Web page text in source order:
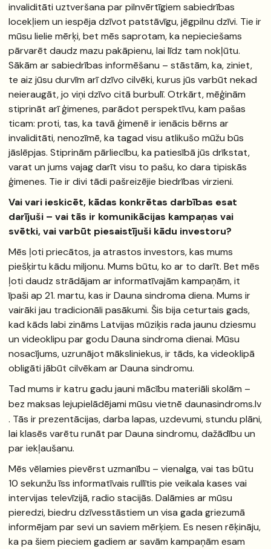
invaliditāti uztveršana par pilnvērtīgiem sabiedrības
locekļiem un iespēja dzīvot patstāvīgu, jēgpilnu dzīvi. Tie ir
mūsu lielie mērķi, bet mēs saprotam, ka nepieciešams
pārvarēt daudz mazu pakāpienu, lai līdz tam nokļūtu.
Sākām ar sabiedrības informēšanu – stāstām, ka, ziniet,
te aiz jūsu durvīm arī dzīvo cilvēki, kurus jūs varbūt nekad
neieraugāt, jo viņi dzīvo citā burbulī. Otrkārt, mēģinām
stiprināt arī ģimenes, parādot perspektīvu, kam pašas
ticam: proti, tas, ka tavā ģimenē ir ienācis bērns ar
invaliditāti, nenozīmē, ka tagad visu atlikušo mūžu būs
jāslēpjas. Stiprinām pārliecību, ka patiesībā jūs drīkstat,
varat un jums vajag darīt visu to pašu, ko dara tipiskās
ģimenes. Tie ir divi tādi pašreizējie biedrības virzieni.
Vai vari ieskicēt, kādas konkrētas darbības esat
darījuši – vai tās ir komunikācijas kampaņas vai
svētki, vai varbūt piesaistījuši kādu investoru?
Mēs ļoti priecātos, ja atrastos investors, kas mums
piešķirtu kādu miljonu. Mums būtu, ko ar to darīt. Bet mēs
ļoti daudz strādājam ar informatīvajām kampaņām, it
īpaši ap 21. martu, kas ir Dauna sindroma diena. Mums ir
vairāki jau tradicionāli pasākumi. Šis bija ceturtais gads,
kad kāds labi zināms Latvijas mūziķis rada jaunu dziesmu
un videoklipu par godu Dauna sindroma dienai. Mūsu
nosacījums, uzrunājot māksliniekus, ir tāds, ka videoklipā
obligāti jābūt cilvēkam ar Dauna sindromu.
Tad mums ir katru gadu jauni mācību materiāli skolām –
bez maksas lejupielādējami mūsu vietnē daunasindroms.lv
. Tās ir prezentācijas, darba lapas, uzdevumi, stundu plāni,
lai klasēs varētu runāt par Dauna sindromu, dažādību un
par iekļaušanu.
Mēs vēlamies pievērst uzmanību – vienalga, vai tas būtu
10 sekunžu īss informatīvais rullītis pie veikala kases vai
intervijas televīzijā, radio stacijās. Dalāmies ar mūsu
pieredzi, biedru dzīvesstāstiem un visa gada griezumā
informējam par sevi un saviem mērķiem. Es nesen rēķināju,
ka pa šiem pieciem gadiem ar savām kampaņām esam